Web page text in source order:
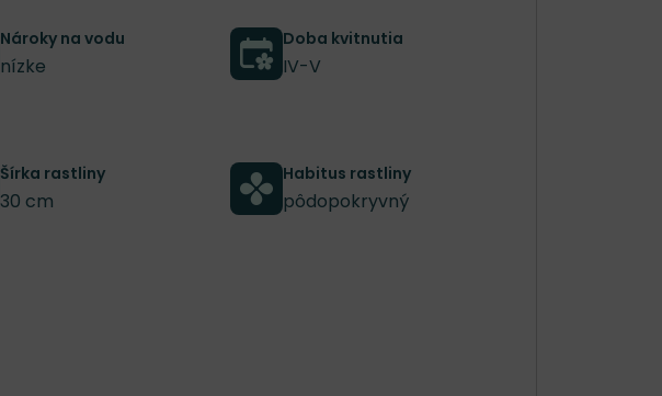
Nároky na vodu
nízke
Doba kvitnutia
IV-V
Šírka rastliny
30 cm
Habitus rastliny
pôdopokryvný